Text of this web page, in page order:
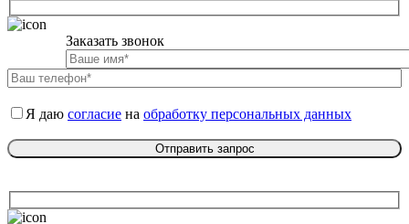
Заказать звонок
Я даю согласие на обработку персональных данных